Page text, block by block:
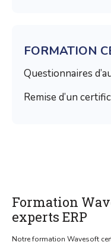
FORMATION
Questionnaires
Remise d’un
Formation
experts ERP
Notre formation Wavesoft